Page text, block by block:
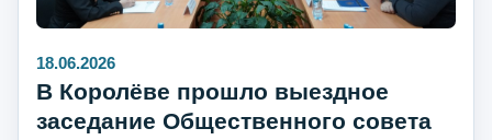
18.06.2026
В Королёве прошло выездное
заседание Общественного совета